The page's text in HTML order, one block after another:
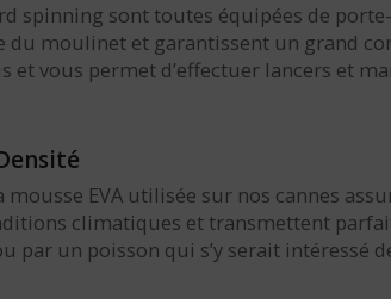
spinning sont toutes équipées de
du moulinet et garantissent un grand
et vous permet d’effectuer lancers et
mousse EVA utilisée sur nos cannes
climatiques et transmettent
par un poisson qui s’y serait intéressé